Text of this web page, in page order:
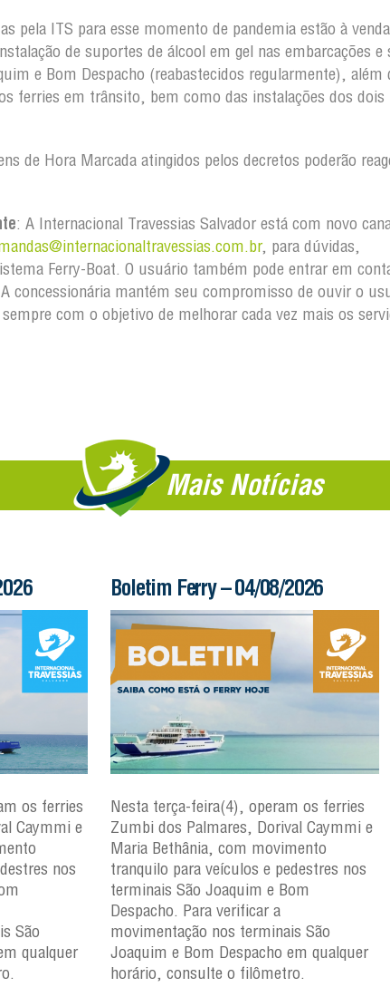
pela ITS para esse momento de pandemia estão à
de suportes de álcool em gel nas embarcações e
e Bom Despacho (reabastecidos regularmente), além
ferries em trânsito, bem como das instalações dos dois
de Hora Marcada atingidos pelos decretos poderão
: A Internacional Travessias Salvador está com novo
, para dúvidas,
Ferry-Boat. O usuário também pode entrar em
concessionária mantém seu compromisso de ouvir o
com o objetivo de melhorar cada vez mais os
Mais Notícias
os ferries
Caymmi e
nos
São
qualquer
Boletim Ferry – 04/08/2026
Nesta terça-feira(4), operam os ferries
Zumbi dos Palmares, Dorival Caymmi e
Maria Bethânia, com movimento
tranquilo para veículos e pedestres nos
terminais São Joaquim e Bom
Despacho. Para verificar a
movimentação nos terminais São
Joaquim e Bom Despacho em qualquer
horário, consulte o filômetro.